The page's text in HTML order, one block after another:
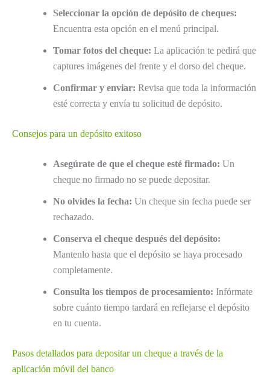
Seleccionar la opción de depósito de cheques:
Encuentra esta opción en el menú principal.
Tomar fotos del cheque: La aplicación te pedirá que
captures imágenes del frente y el dorso del cheque.
Confirmar y enviar: Revisa que toda la información
esté correcta y envía tu solicitud de depósito.
Consejos para un depósito exitoso
Asegúrate de que el cheque esté firmado: Un
cheque no firmado no se puede depositar.
No olvides la fecha: Un cheque sin fecha puede ser
rechazado.
Conserva el cheque después del depósito:
Mantenlo hasta que el depósito se haya procesado
completamente.
Consulta los tiempos de procesamiento: Infórmate
sobre cuánto tiempo tardará en reflejarse el depósito
en tu cuenta.
Pasos detallados para depositar un cheque a través de la
aplicación móvil del banco